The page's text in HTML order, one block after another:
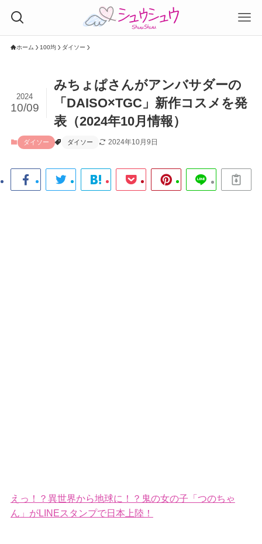
ホーム 100均 ダイソー
みちょぱさんがアンバサダーの
「DAISO×TGC」新作コスメを発
表（2024年10月情報）
2024
10/09
ダイソー ダイソー 2024年10月9日
えっ！？異世界から地球に！？鬼の女の子「つのちゃ
ん」がLINEスタンプで日本上陸！